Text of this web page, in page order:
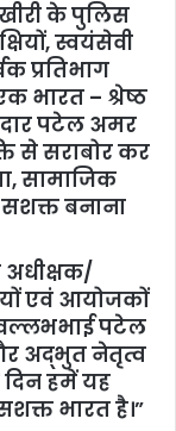
के पुलिस
स्वयंसेवी
प्रतिभाग
भारत – श्रेष्ठ
पटेल अमर
से सराबोर कर
सामाजिक
बनाना
अधीक्षक/
एवं आयोजकों
वल्लभभाई पटेल
अद्भुत नेतृत्व
हमें यह
भारत है।”